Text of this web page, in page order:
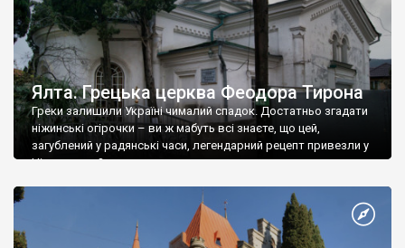
Ялта. Грецька церква Феодора Тирона
Греки залишили Україні чималий спадок. Достатньо згадати
ніжинські огірочки – ви ж мабуть всі знаєте, що цей,
загублений у радянські часи, легендарний рецепт привезли у
Ніжин греки?